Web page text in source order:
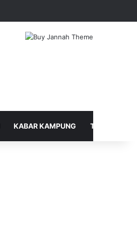
KABAR KAMPUNG TELUSUR